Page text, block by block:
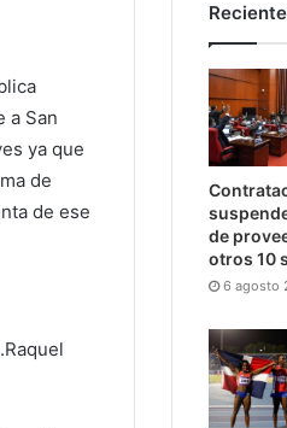
a San
ya que
de
de ese
de
otros 10
6 agosto